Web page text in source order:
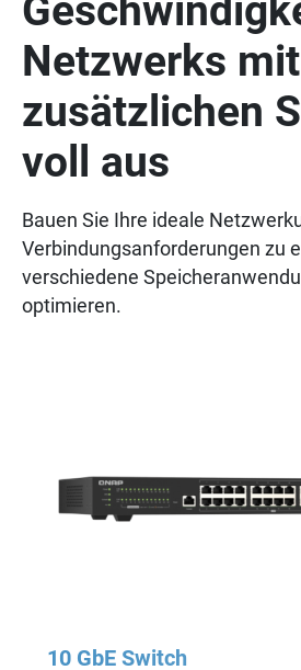
Netzwerks
zusätzlichen
voll aus
Bauen Sie Ihre ideale
Verbindungsanforderungen zu
verschiedene
optimieren.
10 GbE Switch